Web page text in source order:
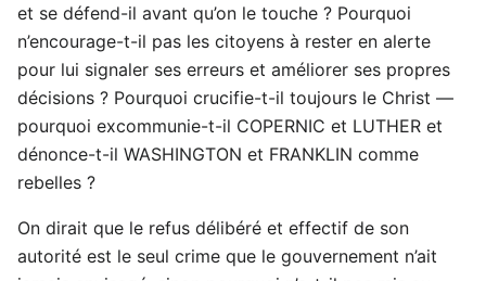
et se défend-il avant qu’on le touche ? Pourquoi
n’encourage-t-il pas les citoyens à rester en alerte
pour lui signaler ses erreurs et améliorer ses propres
décisions ? Pourquoi crucifie-t-il toujours le Christ —
pourquoi excommunie-t-il COPERNIC et LUTHER et
dénonce-t-il WASHINGTON et FRANKLIN comme
rebelles ?
On dirait que le refus délibéré et effectif de son
autorité est le seul crime que le gouvernement n’ait